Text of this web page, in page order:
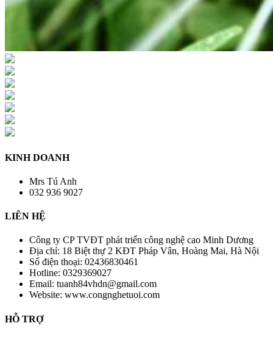
KINH DOANH
Mrs Tú Anh
032 936 9027
LIÊN HỆ
Công ty CP TVĐT phát triển công nghệ cao Minh Dương
Địa chỉ: 18 Biệt thự 2 KĐT Pháp Vân, Hoàng Mai, Hà Nội
Số điện thoại: 02436830461
Hotline: 0329369027
Email: tuanh84vhdn@gmail.com
Website: www.congnghetuoi.com
HỖ TRỢ